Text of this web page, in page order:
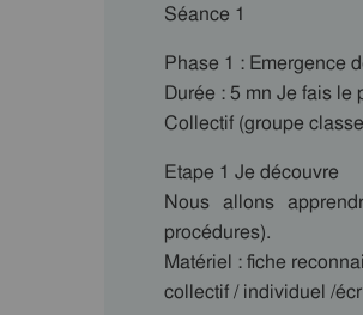
Séance 1
Phase 1 : Emergence
Durée : 5 mn Je fais le
Collectif (groupe
Etape 1 Je découvre
Nous allons
procédures).
Matériel : fiche
collectif / individuel /